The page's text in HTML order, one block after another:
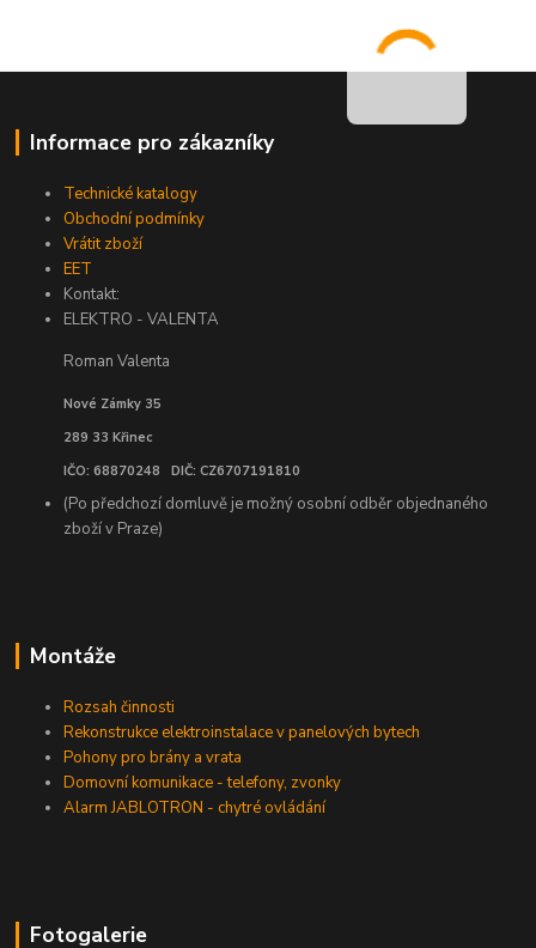
Informace pro zákazníky
Technické katalogy
Obchodní podmínky
Vrátit zboží
EET
Kontakt:
ELEKTRO - VALENTA
Roman Valenta
Nové Zámky 35
289 33 Křinec
IČO: 68870248 DIČ: CZ6707191810
(Po předchozí domluvě je možný osobní odběr objednaného
zboží v Praze)
Montáže
Rozsah činnosti
Rekonstrukce elektroinstalace v panelových bytech
Pohony pro brány a vrata
Domovní komunikace - telefony, zvonky
Alarm JABLOTRON - chytré ovládání
Fotogalerie